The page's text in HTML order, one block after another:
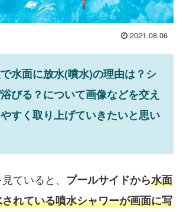
2021.08.06
水面に放水(噴水)の理由は？シ
びる？について画像などを交え
すく取り上げていきたいと思い
ていると、 プールサイドから水面
れている噴水シャワーが画面に写